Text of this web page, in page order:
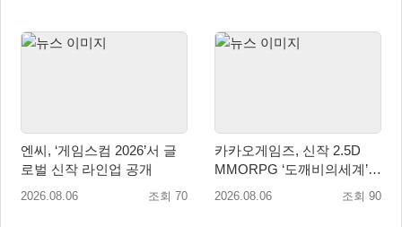
엔씨, ‘게임스컴 2026’서 글
로벌 신작 라인업 공개
2026.08.06 조회 70
카카오게임즈, 신작 2.5D
MMORPG ‘도깨비의세계’
천만 배우 박지훈 광고 모델
2026.08.06 조회 90